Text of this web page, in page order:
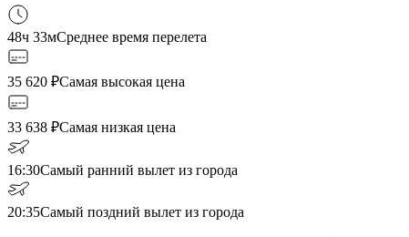
48ч 33мСреднее время перелета
35 620 ₽Самая высокая цена
33 638 ₽Самая низкая цена
16:30Самый ранний вылет из города
20:35Самый поздний вылет из города